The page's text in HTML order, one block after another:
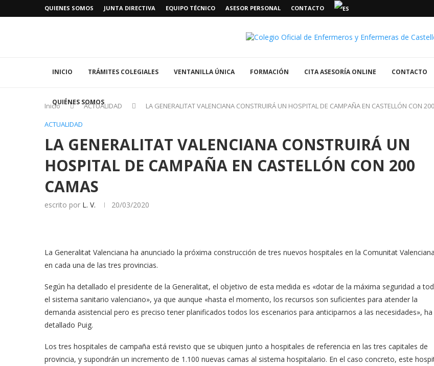
QUIENES SOMOS JUNTA DIRECTIVA EQUIPO TÉCNICO ASESOR PERSONAL CONTACTO
INICIO TRÁMITES COLEGIALES VENTANILLA ÚNICA FORMACIÓN CITA ASESORÍA ONLINE CONTACTO
QUIÉNES SOMOS
Inicio ACTUALIDAD
LA GENERALITAT VALENCIANA CONSTRUIRÁ UN HOSPITAL DE CAMPAÑA EN CASTELLÓN CON
ACTUALIDAD
LA GENERALITAT VALENCIANA CONSTRUIRÁ UN
HOSPITAL DE CAMPAÑA EN CASTELLÓN CON 200
CAMAS
escrito por L. V. 20/03/2020
La Generalitat Valenciana ha anunciado la próxima construcción de tres nuevos hospitales en la Comunitat
en cada una de las tres provincias.
Según ha detallado el presidente de la Generalitat, el objetivo de esta medida es «dotar de la máxima seguridad a
el sistema sanitario valenciano», ya que aunque «hasta el momento, los recursos son suficientes para atender la
demanda asistencial pero es preciso tener planificados todos los escenarios para anticiparnos a las necesidades», ha
detallado Puig.
Los tres hospitales de campaña está revisto que se ubiquen junto a hospitales de referencia en las tres capitales de
provincia, y supondrán un incremento de 1.100 nuevas camas al sistema hospitalario. En el caso concreto, este